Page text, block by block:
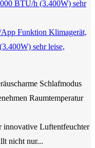
Funktion Klimagerät,
sehr leise,
Schlafmodus
Raumtemperatur
Luftentfeuchter
nicht nur...